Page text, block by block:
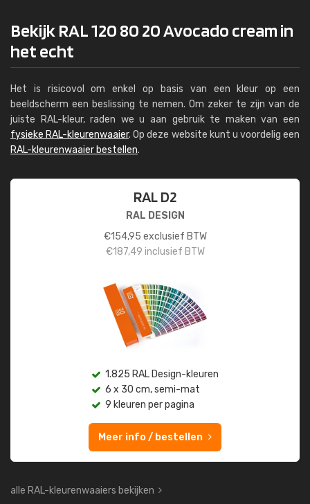
Bekijk RAL 120 80 20 Avocado cream in
het echt
Het is risicovol om enkel op basis van een kleur op een
beeldscherm een beslissing te nemen. Om zeker te zijn van de
juiste RAL-kleur, raden we u aan gebruik te maken van een
fysieke RAL-kleurenwaaier. Op deze website kunt u voordelig een
RAL-kleurenwaaier bestellen.
RAL D2
RAL DESIGN
€154,95 exclusief BTW
€187,49 inclusief BTW
1.825 RAL Design-kleuren
6 x 30 cm, semi-mat
9 kleuren per pagina
Meer info / bestellen
alle RAL-kleurenwaaiers bekijken